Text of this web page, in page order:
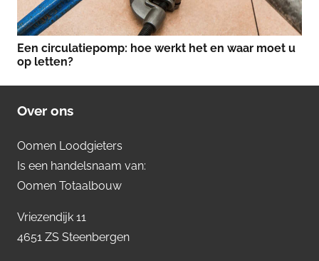
Een circulatiepomp: hoe werkt het en waar moet u
op letten?
Over ons
Oomen Loodgieters
Is een handelsnaam van:
Oomen Totaalbouw
Vriezendijk 11
4651 ZS Steenbergen